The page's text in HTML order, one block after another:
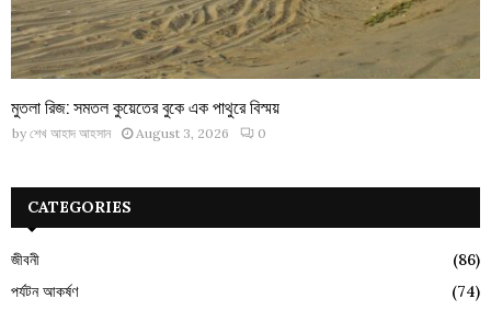
মুতলা রিজ: সমতল কুয়েতের বুকে এক পাথুরে বিস্ময়
by শেখ আহাদ আহসান August 3, 2026 0
CATEGORIES
জীবনী
(86)
পর্যটন আকর্ষণ
(74)